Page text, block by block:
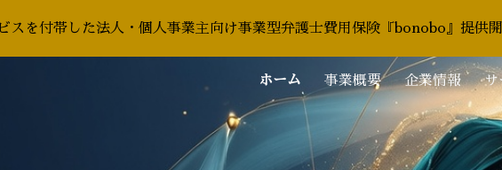
Skip to main content Skip to
スを付帯した法人・個人事業主向け事業型弁護士費用保険『bonobo』提供
ホーム 事業概要 企業情報 サ